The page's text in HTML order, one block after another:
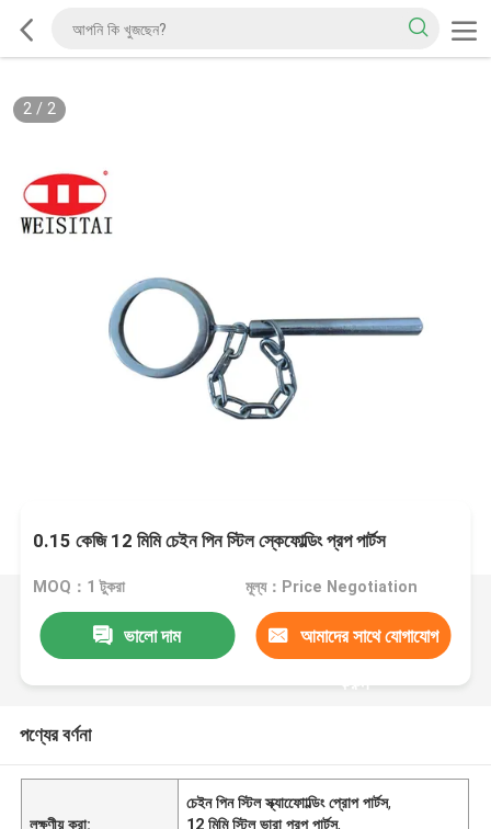
2/ 2
0.15 কেজি 12 মিমি চেইন পিন স্টিল স্কেফোল্ডিং প্রপ পার্টস
MOQ：1 টুকরা মূল্য：Price Negotiation
ভালো দাম আমাদের সাথে যোগাযোগ
করুন
পণ্যের বর্ণনা
লক্ষণীয় করা:
চেইন পিন স্টিল স্ক্যাফোোল্ডিং প্রোপ পার্টস,
12 মিমি স্টিল ভারা প্রপ পার্টস,